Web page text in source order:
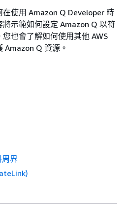
使用 Amazon Q Developer 時
示範如何設定 Amazon Q 以符
也會了解如何使用其他 AWS
Amazon Q 資源。
界